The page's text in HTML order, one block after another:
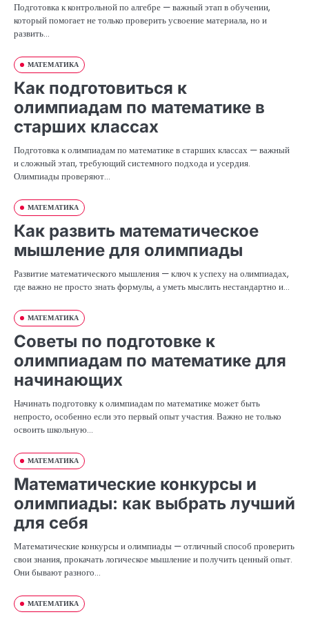
Подготовка к контрольной по алгебре — важный этап в обучении,
который помогает не только проверить усвоение материала, но и
развить…
МАТЕМАТИКА
Как подготовиться к
олимпиадам по математике в
старших классах
Подготовка к олимпиадам по математике в старших классах — важный
и сложный этап, требующий системного подхода и усердия.
Олимпиады проверяют…
МАТЕМАТИКА
Как развить математическое
мышление для олимпиады
Развитие математического мышления — ключ к успеху на олимпиадах,
где важно не просто знать формулы, а уметь мыслить нестандартно и…
МАТЕМАТИКА
Советы по подготовке к
олимпиадам по математике для
начинающих
Начинать подготовку к олимпиадам по математике может быть
непросто, особенно если это первый опыт участия. Важно не только
освоить школьную…
МАТЕМАТИКА
Математические конкурсы и
олимпиады: как выбрать лучший
для себя
Математические конкурсы и олимпиады — отличный способ проверить
свои знания, прокачать логическое мышление и получить ценный опыт.
Они бывают разного…
МАТЕМАТИКА